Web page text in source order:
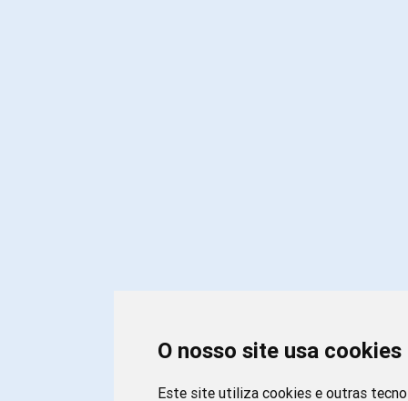
O nosso site usa cookies
Este site utiliza cookies e outras